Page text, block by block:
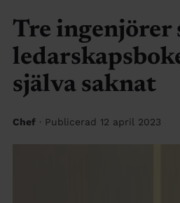
Tre ingenjörer
själva saknat
Chef · Publicerad 12 april 2023